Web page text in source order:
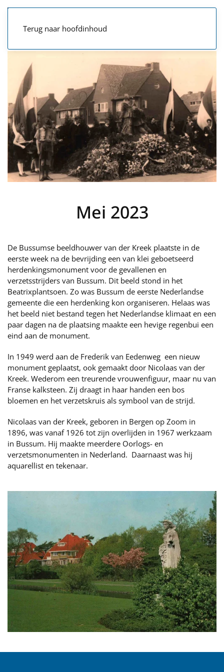
Terug naar hoofdinhoud
Mei 2023
De Bussumse beeldhouwer van der Kreek plaatste in de
eerste week na de bevrijding een van klei geboetseerd
herdenkingsmonument voor de gevallenen en
verzetsstrijders van Bussum. Dit beeld stond in het
Beatrixplantsoen. Zo was Bussum de eerste Nederlandse
gemeente die een herdenking kon organiseren. Helaas was
het beeld niet bestand tegen het Nederlandse klimaat en een
paar dagen na de plaatsing maakte een hevige regenbui een
eind aan de monument.
In 1949 werd aan de Frederik van Eedenweg een nieuw
monument geplaatst, ook gemaakt door Nicolaas van der
Kreek. Wederom een treurende vrouwenfiguur, maar nu van
Franse kalksteen. Zij draagt in haar handen een bos
bloemen en het verzetskruis als symbool van de strijd.
Nicolaas van der Kreek, geboren in Bergen op Zoom in
1896, was vanaf 1926 tot zijn overlijden in 1967 werkzaam
in Bussum. Hij maakte meerdere Oorlogs- en
verzetsmonumenten in Nederland. Daarnaast was hij
aquarellist en tekenaar.